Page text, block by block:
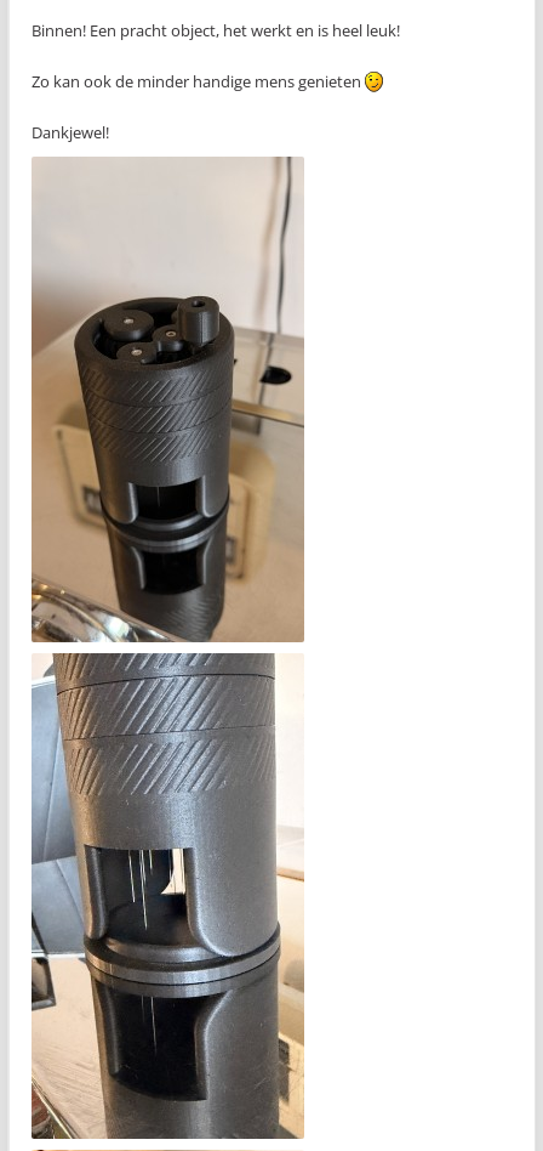
Binnen! Een pracht object, het werkt en is heel leuk!
Zo kan ook de minder handige mens genieten
Dankjewel!